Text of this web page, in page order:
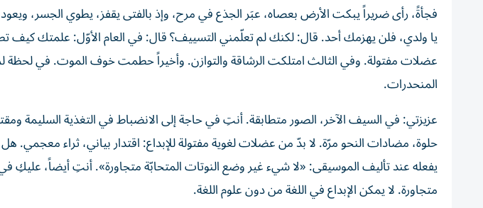
فجأةً، رأى ضريراً يبكت الأرض بعصاه، عبَر الجذع في مرح، وإذ بالفتى يقفز، يطوي الجسر،
يا ولدي، فلن يهزمك أحد. قال: لكنك لم تعلّمني التسييف؟ قال: في العام الأوّل: علمتك كيف
عضلات مفتولة. وفي الثالث امتلكت الرشاقة والتوازن. وأخيراً حطمت خوف الموت. في لحظة
المنحدرات.
عزيزتي: في السيف الآخر، الصور متطابقة. أنتِ في حاجة إلى الانضباط في التغذية السليمة
حلوة، مضادات النحو مرّة. لا بدّ من عضلات لغوية مفتولة للإبداع: اقتدار بياني، ثراء معجمي.
يفعله عند تأليف الموسيقى: «لا شيء غير وضع النوتات المتحابّة متجاورة». أنتِ أيضاً، عليكِ في
متجاورة. لا يمكن الإبداع في اللغة من دون علوم اللغة.